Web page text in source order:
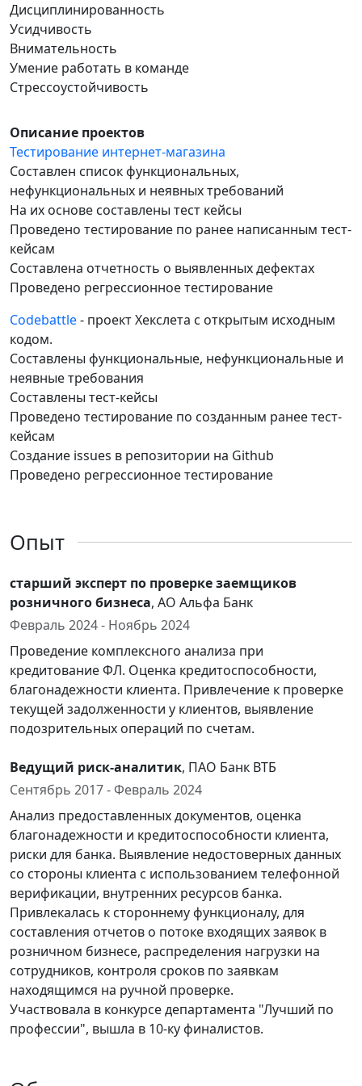
Дисциплинированность
Усидчивость
Внимательность
Умение работать в команде
Стрессоустойчивость
Описание проектов
Тестирование интернет-магазина
Составлен список функциональных,
нефункциональных и неявных требований
На их основе составлены тест кейсы
Проведено тестирование по ранее написанным тест-
кейсам
Составлена отчетность о выявленных дефектах
Проведено регрессионное тестирование
Codebattle- проект Хекслета с открытым исходным
кодом.
Cоставлены функциональные, нефункциональные и
неявные требования
Составлены тест-кейсы
Проведено тестирование по созданным ранее тест-
кейсам
Создание issues в репозитории на Github
Проведено регрессионное тестирование
Опыт
старший эксперт по проверке заемщиков
розничного бизнеса, АО Альфа Банк
Февраль 2024 - Ноябрь 2024
Проведение комплексного анализа при
кредитование ФЛ. Оценка кредитоспособности,
благонадежности клиента. Привлечение к проверке
текущей задолженности у клиентов, выявление
подозрительных операций по счетам.
Ведущий риск-аналитик, ПАО Банк ВТБ
Сентябрь 2017 - Февраль 2024
Анализ предоставленных документов, оценка
благонадежности и кредитоспособности клиента,
риски для банка. Выявление недостоверных данных
со стороны клиента с использованием телефонной
верификации, внутренних ресурсов банка.
Привлекалась к стороннему функционалу, для
составления отчетов о потоке входящих заявок в
розничном бизнесе, распределения нагрузки на
сотрудников, контроля сроков по заявкам
находящимся на ручной проверке.
Участвовала в конкурсе департамента "Лучший по
профессии", вышла в 10-ку финалистов.